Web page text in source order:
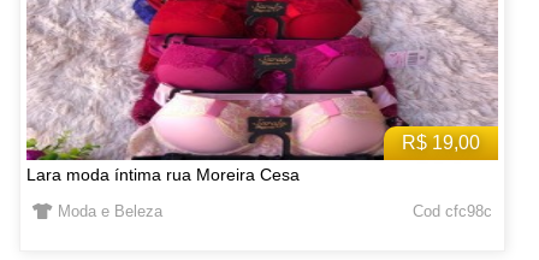
R$ 19,00
Lara moda íntima rua Moreira Cesa
Moda e Beleza Cod cfc98c